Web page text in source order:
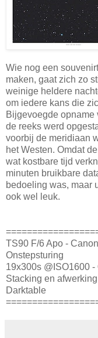
Wie nog een
maken, gaat zich zo
weinige heldere
om iedere kans die
Bijgevoegde opname
de reeks werd
voorbij de meridiaan
het Westen. Omdat
wat kostbare tijd
minuten bruikbare
bedoeling was, maar
ook wel leuk.
TS90 F/6 Apo -
Onstepsturing
19x300s @ISO1600
Stacking en
Darktable